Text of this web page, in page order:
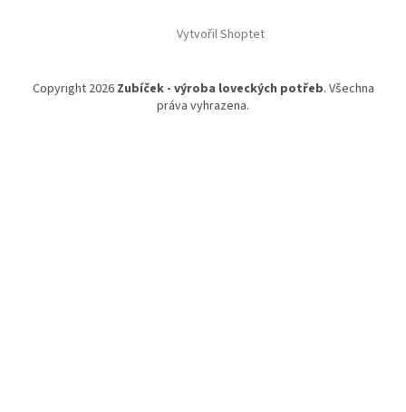
Vytvořil Shoptet
Copyright 2026 Zubíček - výroba loveckých potřeb. Všechna
práva vyhrazena.